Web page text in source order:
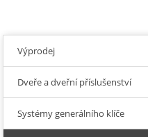
Výprodej
Dveře a dveřní příslušenství
Systémy generálního klíče